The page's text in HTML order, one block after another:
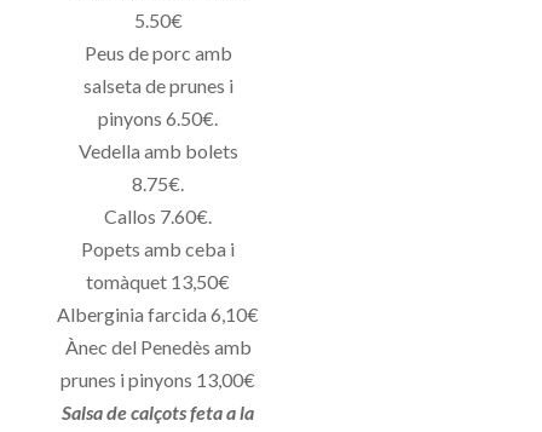
5.50€
Peus de porc amb
salseta de prunes i
pinyons 6.50€.
Vedella amb bolets
8.75€.
Callos 7.60€.
Popets amb ceba i
tomàquet 13,50€
Alberginia farcida 6,10€
Ànec del Penedès amb
prunes i pinyons 13,00€
Salsa de calçots feta a la